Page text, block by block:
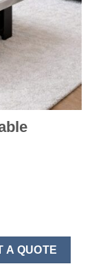
A QUOTE